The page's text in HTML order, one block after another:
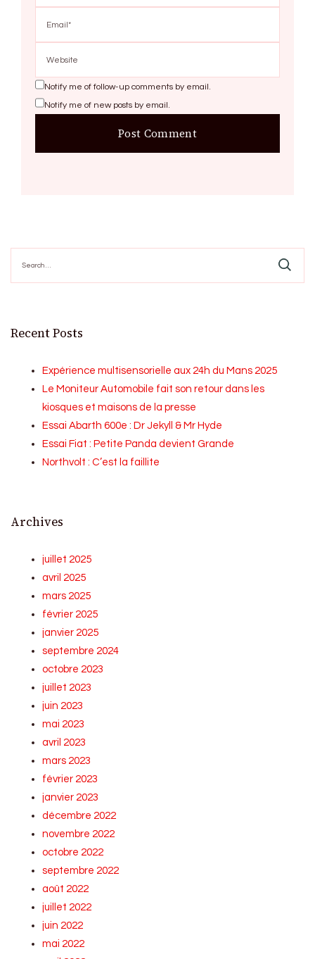
Notify me of follow-up comments by email.
Notify me of new posts by email.
for:
Recent Posts
Expérience multisensorielle aux 24h du Mans 2025
Le Moniteur Automobile fait son retour dans les
kiosques et maisons de la presse
Essai Abarth 600e : Dr Jekyll & Mr Hyde
Essai Fiat : Petite Panda devient Grande
Northvolt : C’est la faillite
Archives
juillet 2025
avril 2025
mars 2025
février 2025
janvier 2025
septembre 2024
octobre 2023
juillet 2023
juin 2023
mai 2023
avril 2023
mars 2023
février 2023
janvier 2023
décembre 2022
novembre 2022
octobre 2022
septembre 2022
août 2022
juillet 2022
juin 2022
mai 2022